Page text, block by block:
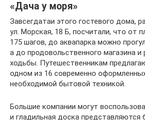
«Дача у моря»
Завсегдатаи этого гостевого дома,
ул. Морская, 18 Б, посчитали, что от
175 шагов, до аквапарка можно
а до продовольственного магазина
ходьбы. Путешественникам
одном из 16 современно
необходимой бытовой техникой.
Большие компании могут
и гладильная доска представляются